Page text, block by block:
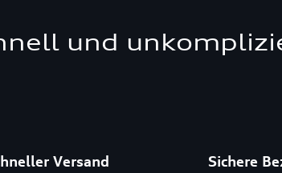
und
Versand
Sichere